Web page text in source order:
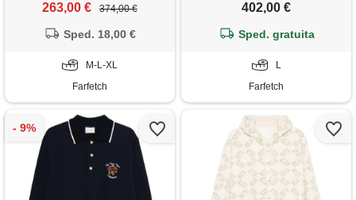
263,00 € 374,00 €
Sped. 18,00 €
M-L-XL
Farfetch
402,00 €
Sped. gratuita
L
Farfetch